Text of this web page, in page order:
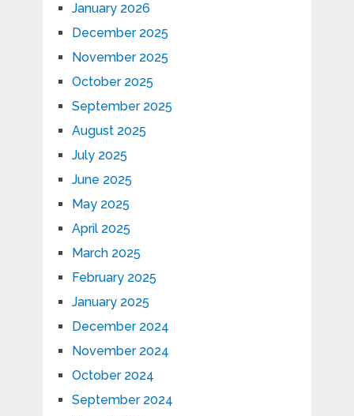
January 2026
December 2025
November 2025
October 2025
September 2025
August 2025
July 2025
June 2025
May 2025
April 2025
March 2025
February 2025
January 2025
December 2024
November 2024
October 2024
September 2024